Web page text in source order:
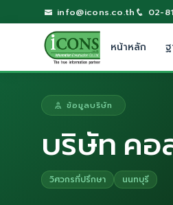
info@icons.co.th 02-
หน้าหลัก
ข้อมูลบริษัท
บริษัท คอ
วิศวกรที่ปรึกษา นนทบุรี